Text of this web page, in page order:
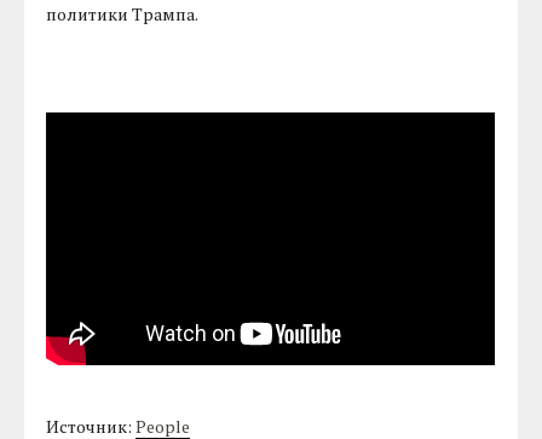
политики Трампа.
Источник:People